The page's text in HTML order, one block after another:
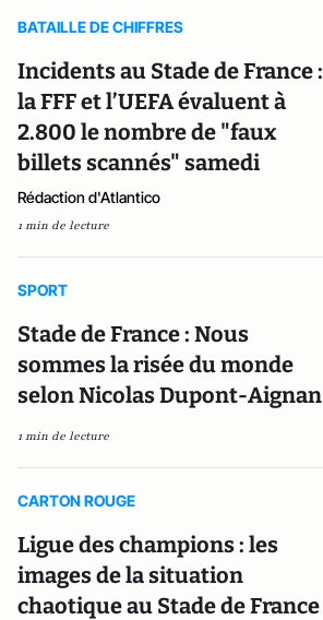
BATAILLE DE CHIFFRES
Incidents au Stade de France :
la FFF et l’UEFA évaluent à
2.800 le nombre de "faux
billets scannés" samedi
Rédaction d'Atlantico
1 min de lecture
SPORT
Stade de France : Nous
sommes la risée du monde
selon Nicolas Dupont-Aignan
1 min de lecture
CARTON ROUGE
Ligue des champions : les
images de la situation
chaotique au Stade de France